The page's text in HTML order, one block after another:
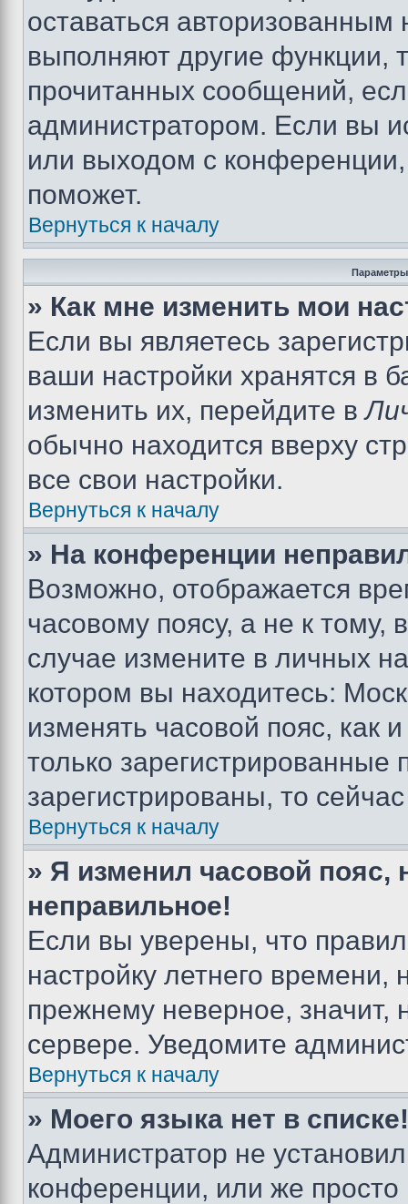
оставаться
выполняют другие функции,
прочитанных сообщений,
администратором. Если вы
или выходом с
поможет.
Вернуться к началу
Параметры
» Как мне изменить мои
Если вы являетесь
ваши настройки хранятся в
изменить их, перейдите в
обычно находится вверху
все свои настройки.
Вернуться к началу
» На конференции
Возможно, отображается
часовому поясу, а не к тому,
случае измените в личных
котором вы находитесь:
изменять часовой пояс, как
только
зарегистрированы, то
Вернуться к началу
» Я изменил часовой пояс,
неправильное!
Если вы уверены, что
настройку летнего
прежнему неверное, значит,
сервере. Уведомите
Вернуться к началу
» Моего языка нет в списке!
Администратор не
конференции, или же